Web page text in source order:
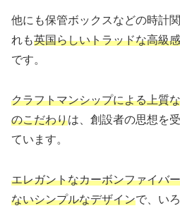
他にも保管ボックスなどの時計
れも英国らしいトラッドな高級
です。
クラフトマンシップによる上質
のこだわりは、創設者の思想を
ています。
エレガントなカーボンファイバ
ないシンプルなデザインで、い